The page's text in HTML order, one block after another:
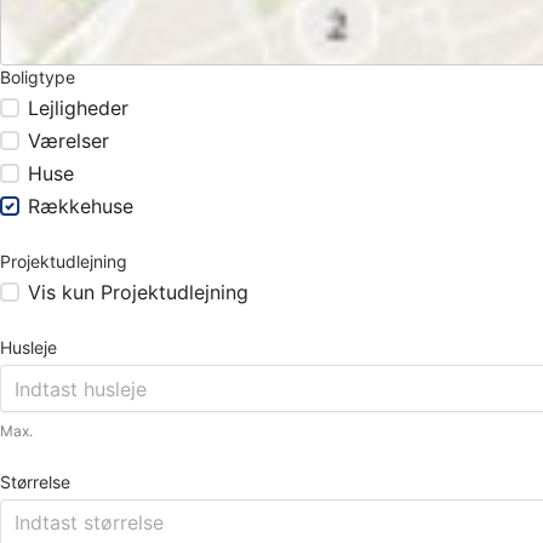
Boligtype
Lejligheder
Værelser
Huse
Rækkehuse
Projektudlejning
Vis kun Projektudlejning
Husleje
Max.
Størrelse